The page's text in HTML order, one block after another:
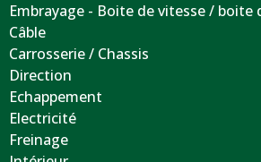
Embrayage - Boite de vitesse /
Câble
Carrosserie / Chassis
Direction
Echappement
Electricité
Freinage